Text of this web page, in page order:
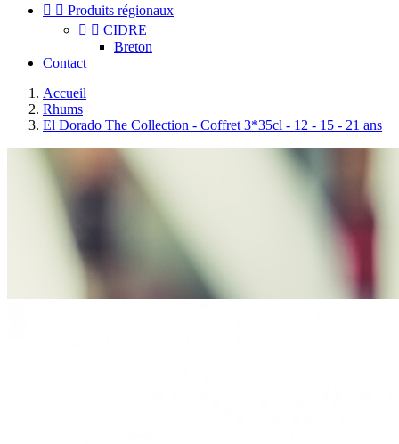
  Produits régionaux
  CIDRE
Breton
Contact
Accueil
Rhums
El Dorado The Collection - Coffret 3*35cl - 12 - 15 - 21 ans